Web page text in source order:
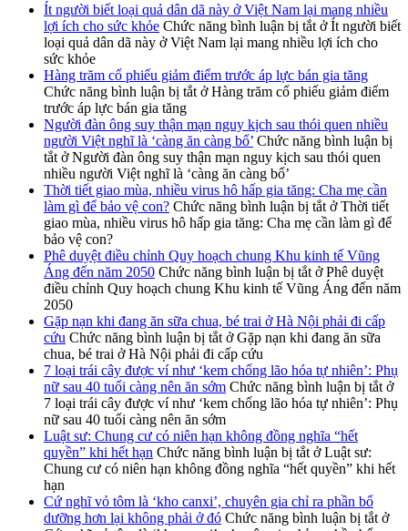
Ít người biết loại quả dân dã này ở Việt Nam lại mang nhiều
lợi ích cho sức khỏe Chức năng bình luận bị tắt ở Ít người biết
loại quả dân dã này ở Việt Nam lại mang nhiều lợi ích cho
sức khỏe
Hàng trăm cổ phiếu giảm điểm trước áp lực bán gia tăng
Chức năng bình luận bị tắt ở Hàng trăm cổ phiếu giảm điểm
trước áp lực bán gia tăng
Người đàn ông suy thận mạn nguy kịch sau thói quen nhiều
người Việt nghĩ là ‘càng ăn càng bổ’ Chức năng bình luận bị
tắt ở Người đàn ông suy thận mạn nguy kịch sau thói quen
nhiều người Việt nghĩ là ‘càng ăn càng bổ’
Thời tiết giao mùa, nhiều virus hô hấp gia tăng: Cha mẹ cần
làm gì để bảo vệ con? Chức năng bình luận bị tắt ở Thời tiết
giao mùa, nhiều virus hô hấp gia tăng: Cha mẹ cần làm gì để
bảo vệ con?
Phê duyệt điều chỉnh Quy hoạch chung Khu kinh tế Vũng
Áng đến năm 2050 Chức năng bình luận bị tắt ở Phê duyệt
điều chỉnh Quy hoạch chung Khu kinh tế Vũng Áng đến năm
2050
Gặp nạn khi đang ăn sữa chua, bé trai ở Hà Nội phải đi cấp
cứu Chức năng bình luận bị tắt ở Gặp nạn khi đang ăn sữa
chua, bé trai ở Hà Nội phải đi cấp cứu
7 loại trái cây được ví như ‘kem chống lão hóa tự nhiên’: Phụ
nữ sau 40 tuổi càng nên ăn sớm Chức năng bình luận bị tắt ở
7 loại trái cây được ví như ‘kem chống lão hóa tự nhiên’: Phụ
nữ sau 40 tuổi càng nên ăn sớm
Luật sư: Chung cư có niên hạn không đồng nghĩa “hết
quyền” khi hết hạn Chức năng bình luận bị tắt ở Luật sư:
Chung cư có niên hạn không đồng nghĩa “hết quyền” khi hết
hạn
Cứ nghĩ vỏ tôm là ‘kho canxi’, chuyên gia chỉ ra phần bổ
dưỡng hơn lại không phải ở đó Chức năng bình luận bị tắt ở